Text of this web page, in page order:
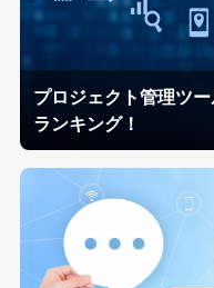
プロジェクト管理ツ
ランキング！